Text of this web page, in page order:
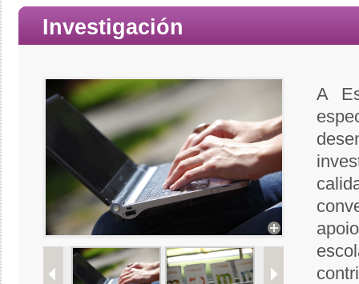
Investigación
A